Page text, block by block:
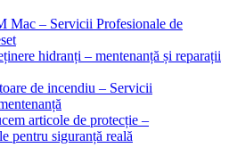
Mac – Servicii Profesionale de
hidranți – mentenanță și reparații
de incendiu – Servicii
articole de protecție –
pentru siguranță reală